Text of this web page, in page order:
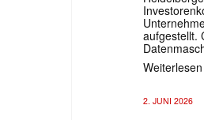
aufgestellt.
Weiterlesen
2. JUNI 2026